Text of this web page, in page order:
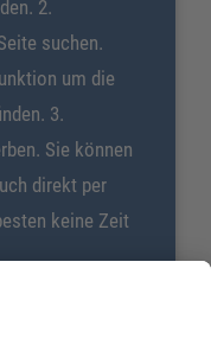
2.
suchen.
um die
3.
Sie können
direkt per
keine Zeit